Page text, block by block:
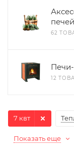
печей
62
12
7 квт
Показать еще